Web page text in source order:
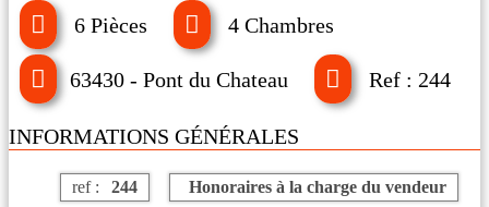
6 Pièces 4 Chambres
63430 - Pont du Chateau Ref : 244
INFORMATIONS GÉNÉRALES
ref : 244 Honoraires à la charge du vendeur